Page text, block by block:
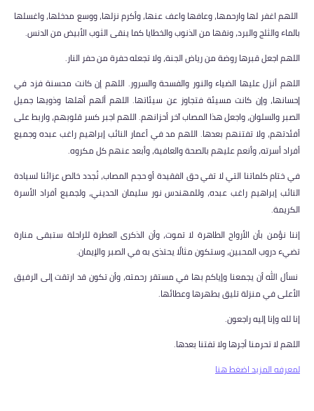
اللهم اغفر لها وارحمها، وعافها واعف عنها، وأكرم نزلها، ووسع مدخلها، واغسلها
بالماء والثلج والبرد، ونقها من الذنوب والخطايا كما ينقى الثوب الأبيض من الدنس.
اللهم اجعل قبرها روضة من رياض الجنة، ولا تجعله حفرة من حفر النار.
اللهم أنزل عليها الضياء والنور والفسحة والسرور. اللهم إن كانت محسنة فزد في
إحسانها، وإن كانت مسيئة فتجاوز عن سيئاتها. اللهم ألهم أهلها وذويها جميل
الصبر والسلوان، واجعل هذا المصاب آخر أحزانهم. اللهم اجبر كسر قلوبهم، واربط على
أفئدتهم، ولا تفتنهم بعدها. اللهم مد في أعمار النائب إبراهيم راغب عبده وجميع
أفراد أسرته، وأنعم عليهم بالصحة والعافية، وأبعد عنهم كل مكروه.
في ختام كلماتنا التي لا تفي حق الفقيدة أو حجم المصاب، نُجدد خالص عزائنا لسيادة
النائب إبراهيم راغب عبده، وللمهندس نور سليمان الحديني، ولجميع أفراد الأسرة
الكريمة.
إننا نؤمن بأن الأرواح الطاهرة لا تموت، وأن الذكرى العطرة للراحلة ستبقى منارة
تضيء دروب المحبين، وستكون مثالًا يحتذى به في الصبر والإيمان.
نسأل الله أن يجمعنا وإياكم بها في مستقر رحمته، وأن تكون قد ارتقت إلى الرفيق
الأعلى في منزلة تليق بطهرها وعطائها.
إنا لله وإنا إليه راجعون.
اللهم لا تحرمنا أجرها ولا تفتنا بعدها.
لمعرفه المزيد اضغط هنا